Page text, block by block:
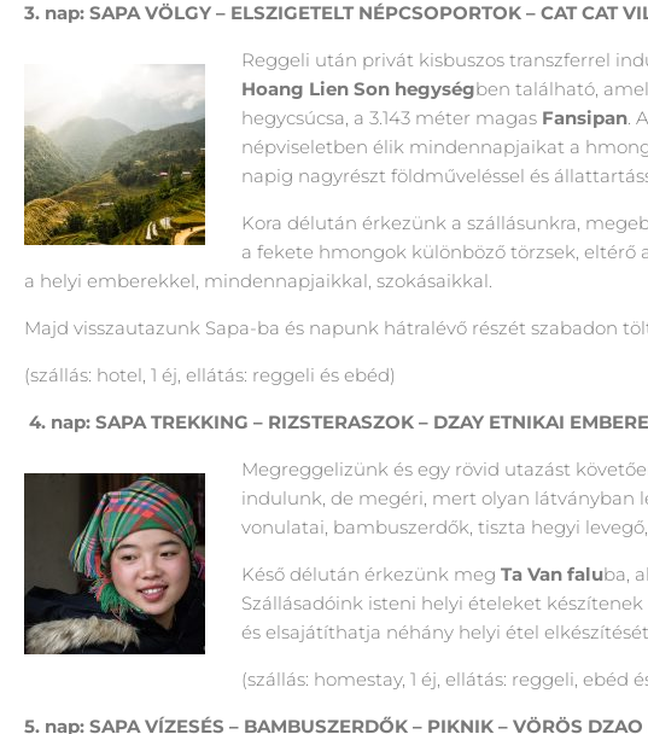
3. nap: SAPA VÖLGY – ELSZIGETELT NÉPCSOPORTOK – CAT CAT
Reggeli után privát kisbuszos transzferrel
Hoang Lien Son hegységben található,
hegycsúcsa, a 3.143 méter magas Fansipan.
népviseletben élik mindennapjaikat a
napig nagyrészt földműveléssel és
Kora délután érkezünk a szállásunkra,
a fekete hmongok különböző törzsek,
a helyi emberekkel, mindennapjaikkal, szokásaikkal.
Majd visszautazunk Sapa-ba és napunk hátralévő részét szabadon
(szállás: hotel, 1 éj, ellátás: reggeli és ebéd)
4. nap: SAPA TREKKING – RIZSTERASZOK – DZAY ETNIKAI
Megreggelizünk és egy rövid utazást
indulunk, de megéri, mert olyan látványban
vonulatai, bambuszerdők, tiszta hegyi
Késő délután érkezünk meg Ta Van faluba,
Szállásadóink isteni helyi ételeket
és elsajátíthatja néhány helyi étel
(szállás: homestay, 1 éj, ellátás: reggeli, ebéd
5. nap: SAPA VÍZESÉS – BAMBUSZERDŐK – PIKNIK – VÖRÖS DZAO